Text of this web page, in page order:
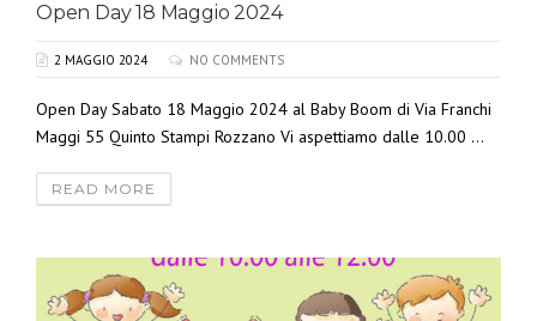
Open Day 18 Maggio 2024
2 MAGGIO 2024 NO COMMENTS
Open Day Sabato 18 Maggio 2024 al Baby Boom di Via Franchi
Maggi 55 Quinto Stampi Rozzano Vi aspettiamo dalle 10.00 ...
READ MORE